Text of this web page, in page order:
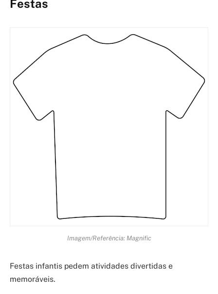
Festas
Imagem/Referência: Magnific
Festas infantis pedem atividades divertidas e
memoráveis.